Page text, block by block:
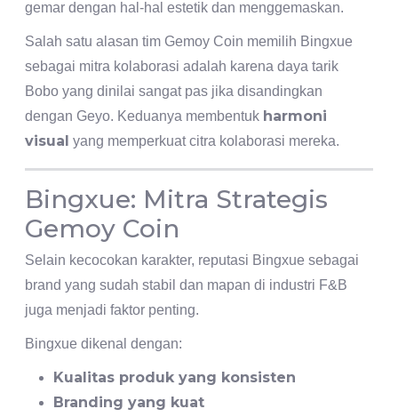
gemar dengan hal-hal estetik dan menggemaskan.
Salah satu alasan tim Gemoy Coin memilih Bingxue
sebagai mitra kolaborasi adalah karena daya tarik
Bobo yang dinilai sangat pas jika disandingkan
dengan Geyo. Keduanya membentuk harmoni
visual yang memperkuat citra kolaborasi mereka.
Bingxue: Mitra Strategis
Gemoy Coin
Selain kecocokan karakter, reputasi Bingxue sebagai
brand yang sudah stabil dan mapan di industri F&B
juga menjadi faktor penting.
Bingxue dikenal dengan:
Kualitas produk yang konsisten
Branding yang kuat